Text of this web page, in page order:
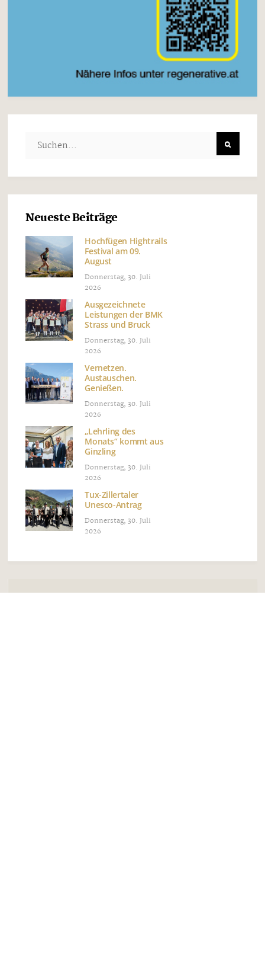
Neueste Beiträge
Hochfügen Hightrails
Festival am 09.
August
Donnerstag, 30. Juli
2026
Ausgezeichnete
Leistungen der BMK
Strass und Bruck
Donnerstag, 30. Juli
2026
Vernetzen.
Austauschen.
Genießen.
Donnerstag, 30. Juli
2026
„Lehrling des
Monats“ kommt aus
Ginzling
Donnerstag, 30. Juli
2026
Tux-Zillertaler
Unesco-Antrag
Donnerstag, 30. Juli
2026